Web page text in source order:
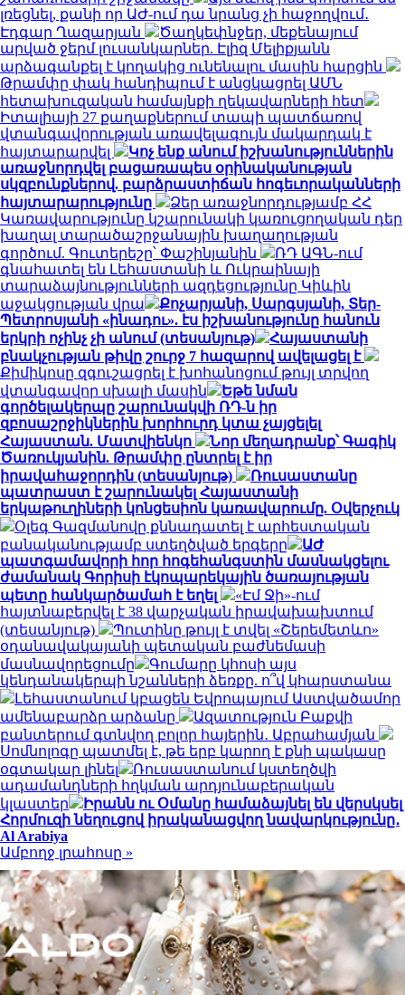
լռեցնել, քանի որ ԱԺ-ում դա նրանց չի հաջողվում․
Էդգար Ղազարյան
Ծաղկեփնջեր, մեքենայում
արված ջերմ լուսանկարներ. Էլիզ Մելիքյանն
արձագանքել է կողակից ունենալու մասին հարցին
Թրամփը փակ հանդիպում է անցկացրել ԱՄՆ
հետախուզական համայնքի ղեկավարների հետ
Իտալիայի 27 քաղաքներում տապի պատճառով
վտանգավորության առավելագույն մակարդակ է
հայտարարվել
Կոչ ենք անում իշխանություններին
առաջնորդվել բացառապես օրինականության
սկզբունքներով. բարձրաստիճան հոգեւորականների
հայտարարությունը
Ձեր առաջնորդությամբ ՀՀ
Կառավարությունը կշարունակի կառուցողական դեր
խաղալ տարածաշրջանային խաղաղության
գործում. Գուտերեշը՝ Փաշինյանին
ՌԴ ԱԳՆ-ում
գնահատել են Լեհաստանի և Ուկրաինայի
տարաձայնությունների ազդեցությունը Կիևին
աջակցության վրա
Քոչարյանի, Սարգսյանի, Տեր-
Պետրոսյանի «ինադու». էս իշխանությունը հանուն
երկրի ոչինչ չի անում (տեսանյութ)
Հայաստանի
բնակչության թիվը շուրջ 7 հազարով ավելացել է
Քիմիկոսը զգուշացրել է խոհանոցում թույլ տրվող
վտանգավոր սխալի մասին
Եթե նման
գործելակերպը շարունակվի ՌԴ-ն իր
զբոսաշրջիկներին խորհուրդ կտա չայցելել
Հայաստան. Մատվիենկո
Նոր մեղադրանք՝ Գագիկ
Ծառուկյանին. Թրամփը ընտրել է իր
իրավահաջորդին (տեսանյութ)
Ռուսաստանը
պատրաստ է շարունակել Հայաստանի
երկաթուղիների կոնցեսիոն կառավարումը. Օվերչուկ
Օլեգ Գազմանովը քննադատել է արհեստական
բանականությամբ ստեղծված երգերը
ԱԺ
պատգամավորի հոր հոգեհանգստին մասնակցելու
ժամանակ Գորիսի էկոպարեկային ծառայության
պետը հանկարծամահ է եղել
«Էմ Ջի»-ում
հայտնաբերվել է 38 վարչական իրավախախտում
(տեսանյութ)
Պուտինը թույլ է տվել «Շերեմետևո»
օդանավակայանի պետական բաժնեմասի
մասնավորեցումը
Գումարը կհոսի այս
կենդանակերպի նշանների ձեռքը. ո՞վ կհարստանա
Լեհաստանում կբացեն Եվրոպայում Աստվածամոր
ամենաբարձր արձանը
Ազատություն Բաքվի
բանտերում գտնվող բոլոր հայերին․ Աբրահամյան
Սոմնոլոգը պատմել է, թե երբ կարող է քնի պակասը
օգտակար լինել
Ռուսաստանում կստեղծվի
ադամանդների հղկման արդյունաբերական
կլաստեր
Իրանն ու Օմանը համաձայնել են վերսկսել
Հորմուզի նեղուցով իրականացվող նավարկությունը․
Al Arabiya
Ամբողջ լրահոսը »